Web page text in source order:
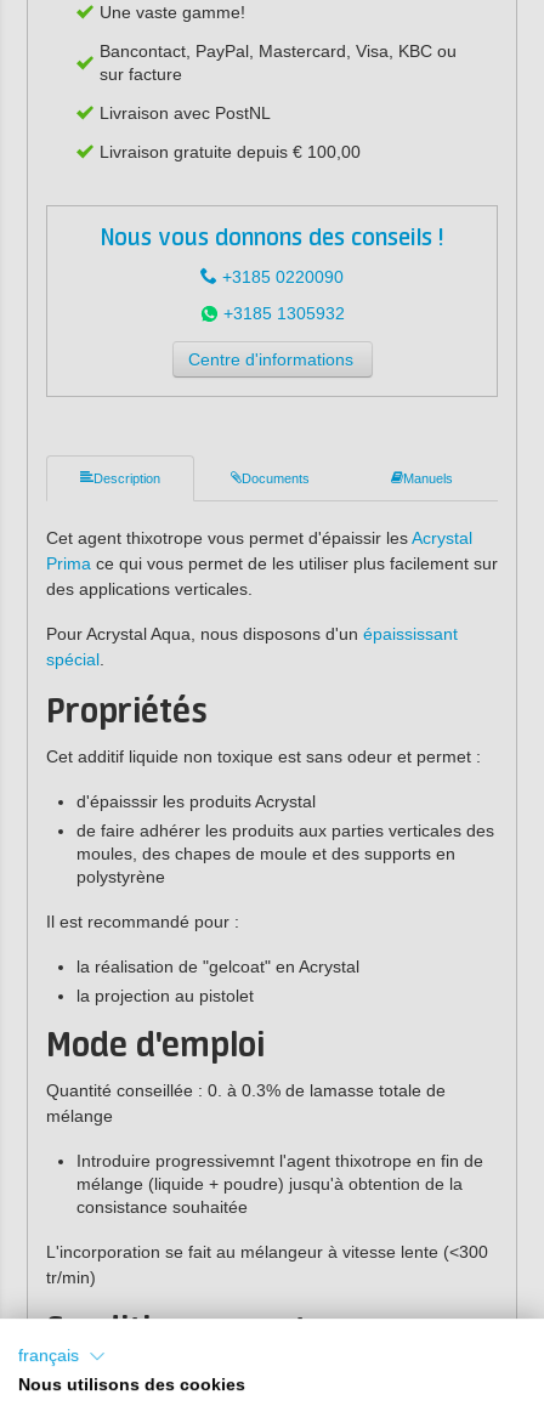
Une vaste gamme!
Bancontact, PayPal, Mastercard, Visa, KBC ou
sur facture
Livraison avec PostNL
Livraison gratuite depuis € 100,00
Nous vous donnons des conseils !
+3185 0220090
+3185 1305932
Centre d'informations
Description Documents Manuels
Cet agent thixotrope vous permet d'épaissir lesAcrystal
Prima ce qui vous permet de les utiliser plus facilement sur
des applications verticales.
Pour Acrystal Aqua, nous disposons d'un épaississant
spécial.
Propriétés
Cet additif liquide non toxique est sans odeur et permet :
d'épaisssir les produits Acrystal
de faire adhérer les produits aux parties verticales des
moules, des chapes de moule et des supports en
polystyrène
Il est recommandé pour :
la réalisation de "gelcoat" en Acrystal
la projection au pistolet
Mode d'emploi
Quantité conseillée : 0. à 0.3% de lamasse totale de
mélange
Introduire progressivemnt l'agent thixotrope en fin de
mélange (liquide + poudre) jusqu'à obtention de la
consistance souhaitée
L'incorporation se fait au mélangeur à vitesse lente (<300
tr/min)
Conditionnement
français
Nous utilisons des cookies